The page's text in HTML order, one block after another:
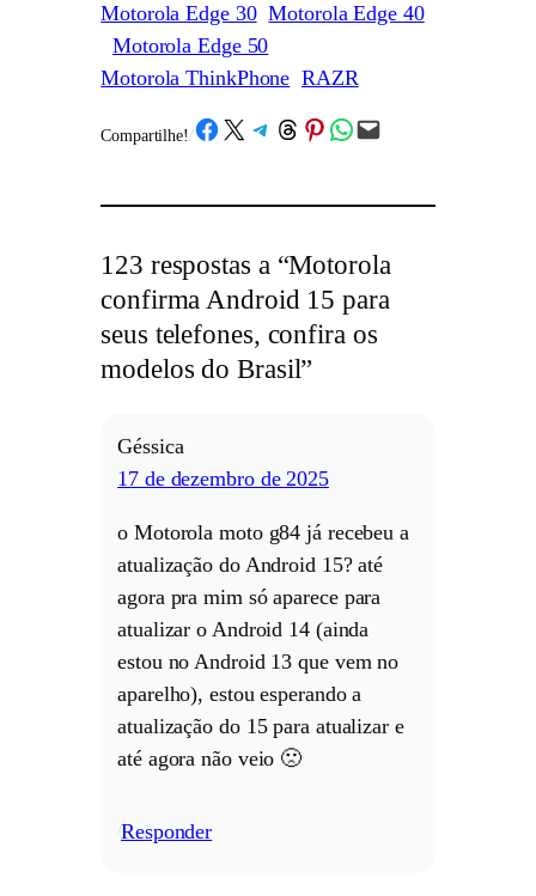
Motorola Edge 30 Motorola Edge 40
Motorola Edge 50
Motorola ThinkPhone RAZR
Compartilhe! /Share on Facebook
Share on X Share on Telegram
Share on Threads
Share on Pinterest
Share on WhatsApp
Email this Page
123 respostas a “Motorola
confirma Android 15 para
seus telefones, confira os
modelos do Brasil”
Géssica
17 de dezembro de 2025
o Motorola moto g84 já recebeu a
atualização do Android 15? até
agora pra mim só aparece para
atualizar o Android 14 (ainda
estou no Android 13 que vem no
aparelho), estou esperando a
atualização do 15 para atualizar e
até agora não veio 🙁
Responder